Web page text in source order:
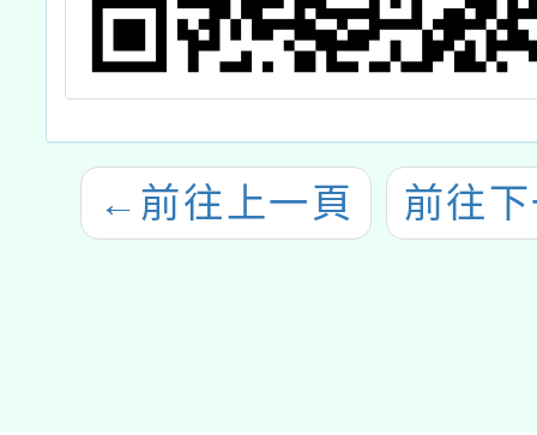
← 前往上一頁 前往